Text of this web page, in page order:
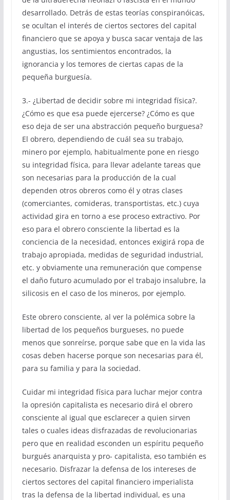
desarrollado. Detrás de estas teorías conspiranóicas,
se ocultan el interés de ciertos sectores del capital
financiero que se apoya y busca sacar ventaja de las
angustias, los sentimientos encontrados, la
ignorancia y los temores de ciertas capas de la
pequeña burguesía.
3.- ¿Libertad de decidir sobre mi integridad física?.
¿Cómo es que esa puede ejercerse? ¿Cómo es que
eso deja de ser una abstracción pequeño burguesa?
El obrero, dependiendo de cuál sea su trabajo,
minero por ejemplo, habitualmente pone en riesgo
su integridad física, para llevar adelante tareas que
son necesarias para la producción de la cual
dependen otros obreros como él y otras clases
(comerciantes, comideras, transportistas, etc.) cuya
actividad gira en torno a ese proceso extractivo. Por
eso para el obrero consciente la libertad es la
conciencia de la necesidad, entonces exigirá ropa de
trabajo apropiada, medidas de seguridad industrial,
etc. y obviamente una remuneración que compense
el daño futuro acumulado por el trabajo insalubre, la
silicosis en el caso de los mineros, por ejemplo.
Este obrero consciente, al ver la polémica sobre la
libertad de los pequeños burgueses, no puede
menos que sonreírse, porque sabe que en la vida las
cosas deben hacerse porque son necesarias para él,
para su familia y para la sociedad.
Cuidar mi integridad física para luchar mejor contra
la opresión capitalista es necesario dirá el obrero
consciente al igual que esclarecer a quien sirven
tales o cuales ideas disfrazadas de revolucionarias
pero que en realidad esconden un espíritu pequeño
burgués anarquista y pro- capitalista, eso también es
necesario. Disfrazar la defensa de los intereses de
ciertos sectores del capital financiero imperialista
tras la defensa de la libertad individual, es una